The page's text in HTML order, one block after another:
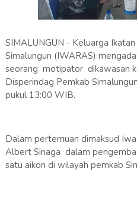
SIMALUNGUN - Keluarga
Simalungun (IWARAS)
seorang motipator dikawasan
Disperindag Pemkab
pukul 13:00 WIB.
Dalam pertemuan dimaksud
Albert Sinaga dalam
satu aikon di wilayah pemkab